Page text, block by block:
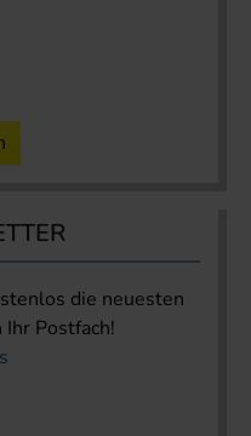
die neuesten
Postfach!